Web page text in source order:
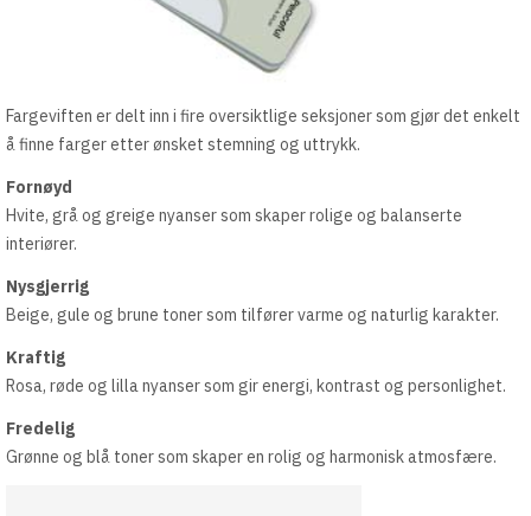
Fargeviften er delt inn i fire oversiktlige seksjoner som gjør det enkelt
å finne farger etter ønsket stemning og uttrykk.
Fornøyd
Hvite, grå og greige nyanser som skaper rolige og balanserte
interiører.
Nysgjerrig
Beige, gule og brune toner som tilfører varme og naturlig karakter.
Kraftig
Rosa, røde og lilla nyanser som gir energi, kontrast og personlighet.
Fredelig
Grønne og blå toner som skaper en rolig og harmonisk atmosfære.